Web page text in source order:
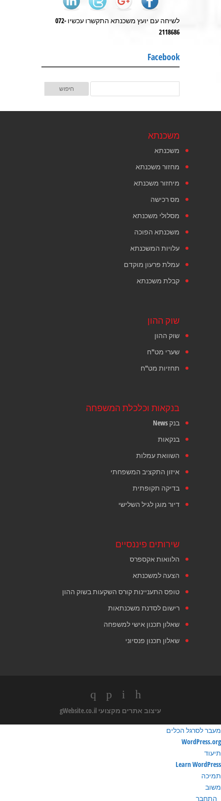
לשיחה עם יועץ משכנתא התקשרו עכשיו 072-
2118686
Facebook
משכנתא
משכנתא
מחזור משכנתא
מיחזור משכנתא
מס רכישה
מסלולי משכנתא
משכנתא הפוכה
עלויות המשכנתא
עמלת פרעון מוקדם
קבלת משכנתא
שוק ההון
שוק ההון
שערי מט"ח
תחזיות מט"ח
בנקאות וכלכלת המשפחה
בנק News
בנקאות
השוואת עמלות
איזון התקציב המשפחתי
בדיקה תקופתית
דיור מוגן לגיל השלישי
שירותים פיננסיים
הלוואות אקספרס
הצעה למשכנתא
טופס התעניינות קורס השקעות בשוק ההון
רישום לסדנת משכנתאות
שאלון תכנון אישי למשפחה
שאלון תכנון פנסיוני
עיצוב אתרים מקצועי
מעבר לסרגל הכלים
אודות
וורדפרס
WordPress.org
תיעוד
Learn WordPress
תמיכה
משוב
התחבר